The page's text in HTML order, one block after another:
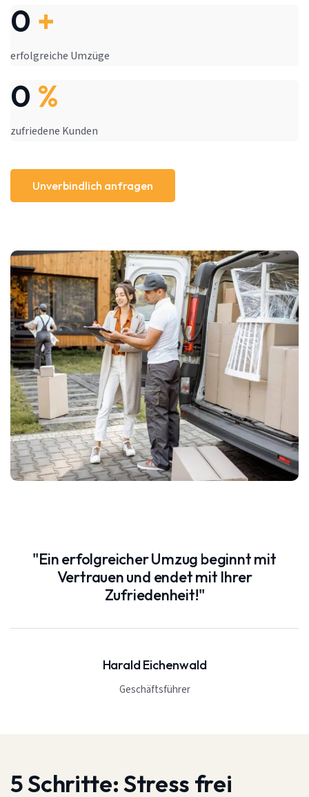
"Ein erfolgreicher Umzug beginnt mit
Vertrauen und endet mit Ihrer
Zufriedenheit!"
Harald Eichenwald
Geschäftsführer
0 +
erfolgreiche Umzüge
0 %
zufriedene Kunden
Unverbindlich anfragen
5 Schritte:Stress frei